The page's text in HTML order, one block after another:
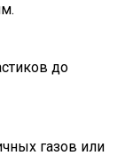
до
газов или